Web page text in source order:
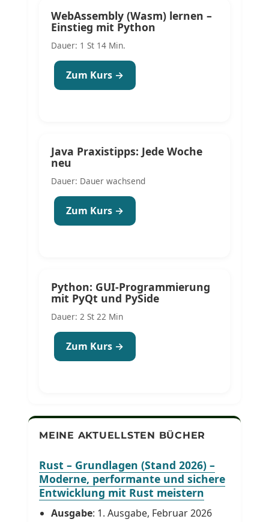
WebAssembly (Wasm) lernen –
Einstieg mit Python
Dauer: 1 St 14 Min.
Zum Kurs →
Java Praxistipps: Jede Woche
neu
Dauer: Dauer wachsend
Zum Kurs →
Python: GUI-Programmierung
mit PyQt und PySide
Dauer: 2 St 22 Min
Zum Kurs →
MEINE AKTUELLSTEN BÜCHER
Rust – Grundlagen (Stand 2026) –
Moderne, performante und sichere
Entwicklung mit Rust meistern
Ausgabe: 1. Ausgabe, Februar 2026